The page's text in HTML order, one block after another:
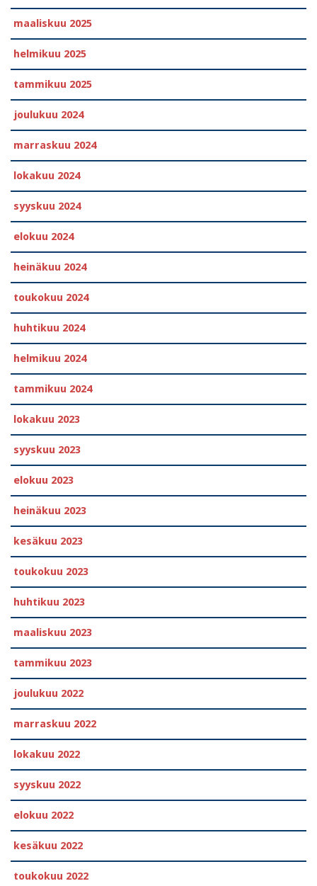
maaliskuu 2025
helmikuu 2025
tammikuu 2025
joulukuu 2024
marraskuu 2024
lokakuu 2024
syyskuu 2024
elokuu 2024
heinäkuu 2024
toukokuu 2024
huhtikuu 2024
helmikuu 2024
tammikuu 2024
lokakuu 2023
syyskuu 2023
elokuu 2023
heinäkuu 2023
kesäkuu 2023
toukokuu 2023
huhtikuu 2023
maaliskuu 2023
tammikuu 2023
joulukuu 2022
marraskuu 2022
lokakuu 2022
syyskuu 2022
elokuu 2022
kesäkuu 2022
toukokuu 2022